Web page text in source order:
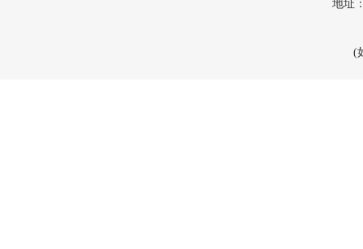
地址
(